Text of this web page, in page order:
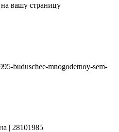
вашу страницу
buduschee-mnogodetnoy-sem-
| 28101985